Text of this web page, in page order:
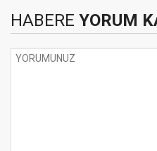
HABERE YORUM